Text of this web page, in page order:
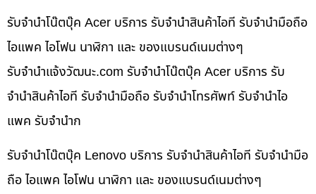
รับจำนำโน๊ตบุ๊ค Acer บริการ รับจำนำสินค้าไอที รับจำนำมือถือ
ไอแพค ไอโฟน นาฬิกา และ ของแบรนด์เนมต่างๆ
รับจํานําแจ้งวัฒนะ.com รับจำนำโน๊ตบุ๊ค Acer บริการ รับ
จำนำสินค้าไอที รับจำนำมือถือ รับจำนำโทรศัพท์ รับจำนำไอ
แพค รับจำนำก
รับจำนำโน๊ตบุ๊ค Lenovo บริการ รับจำนำสินค้าไอที รับจำนำมือ
ถือ ไอแพค ไอโฟน นาฬิกา และ ของแบรนด์เนมต่างๆ